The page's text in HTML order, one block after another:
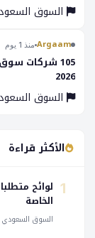
السوق
Argaam منذ 1 يوم
105 شركات
2026
السوق
الأكثر قراءة
1 لوائح
الخاصة
السوق السعودي